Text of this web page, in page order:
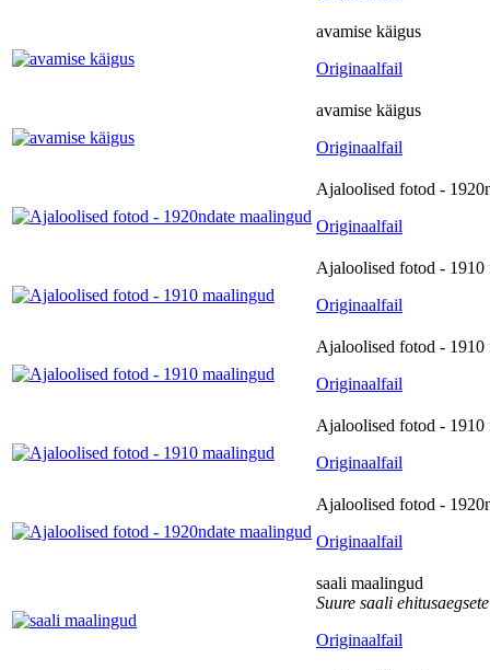
avamise käigus
Originaalfail
avamise käigus
Originaalfail
Ajaloolised fotod -
Originaalfail
Ajaloolised fotod - 1910
Originaalfail
Ajaloolised fotod - 1910
Originaalfail
Ajaloolised fotod - 1910
Originaalfail
Ajaloolised fotod -
Originaalfail
saali maalingud
Suure saali
Originaalfail